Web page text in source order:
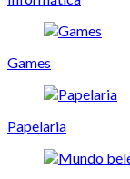
Games
Papelaria